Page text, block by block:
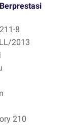
8
2013
210